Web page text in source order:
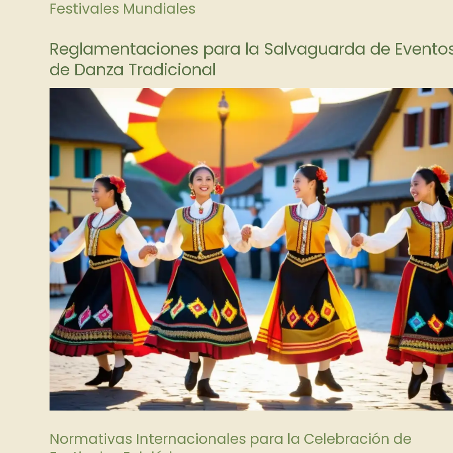
Festivales Mundiales
Reglamentaciones para la Salvaguarda de
de Danza Tradicional
Normativas Internacionales para la Celebración de